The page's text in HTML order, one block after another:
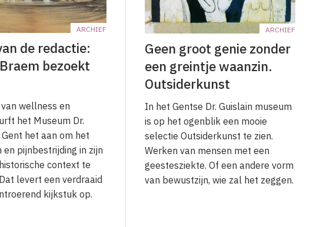
ARCHIEF
de redactie:
bezoekt
wellness en
het Museum Dr.
Gent het aan om het
en pijnbestrijding in zijn
context te
levert een verdraaid
kijkstuk op.
ARCHIEF
Geen groot genie zonder
een greintje waanzin.
Outsiderkunst
In het Gentse Dr. Guislain museum
is op het ogenblik een mooie
selectie Outsiderkunst te zien.
Werken van mensen met een
geestesziekte. Of een andere vorm
van bewustzijn, wie zal het zeggen.